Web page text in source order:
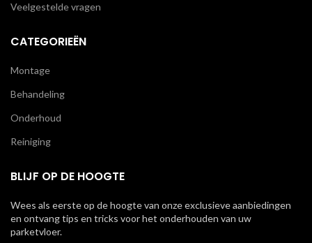
Veelgestelde vragen
CATEGORIEËN
Montage
Behandeling
Onderhoud
Reiniging
BLIJF OP DE HOOGTE
Wees als eerste op de hoogte van onze exclusieve aanbiedingen
en ontvang tips en tricks voor het onderhouden van uw
parketvloer.